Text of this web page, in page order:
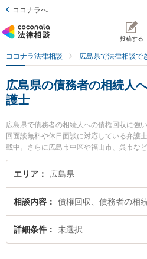
ココナラへ
投稿する
ココナラ法律相談 広島県で法律相談で
広島県の債務者の相続人
護士
広島県で債務者の相続人への債権回収に強
回面談無料や休日面談に対応している弁護
載中。さらに広島市中区や福山市、呉市な
す。債権回収に関係する売掛金回収や債権
な分野での絞り込み検索もでき便利です。
『広島県で土日や夜間に発生した債務者の
すぐに弁護士に相談したい』『債務者の相
実績豊富な近くの弁護士を検索したい』『
エリア 広島県
相談内容 債権回収、債務者の相
詳細条件 未選択